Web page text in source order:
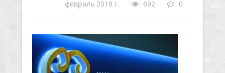
февраль 2018 г.
692 0